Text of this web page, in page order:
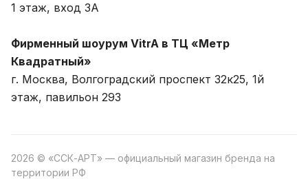
1 этаж, вход 3A
Фирменный шоурум VitrA в ТЦ «Метр
Квадратный»
г. Москва, Волгоградский проспект 32к25, 1й
этаж, павильон 293
2026 © «ССК-АРТ» — официальный магазин бренда на
территории РФ